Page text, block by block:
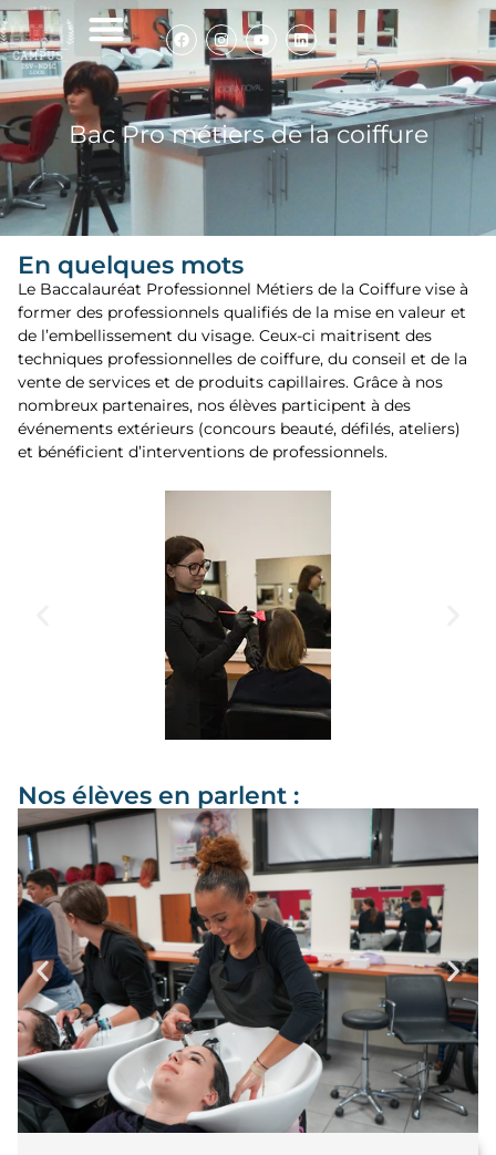
Bac Pro métiers de la coiffure
Bac Pro métiers de la coiffure
En quelques mots
Le Baccalauréat Professionnel Métiers de la Coiffure vise à
former des professionnels qualifiés de la mise en valeur et
de l’embellissement du visage. Ceux-ci maitrisent des
techniques professionnelles de coiffure, du conseil et de la
vente de services et de produits capillaires. Grâce à nos
nombreux partenaires, nos élèves participent à des
événements extérieurs (concours beauté, défilés, ateliers)
et bénéficient d’interventions de professionnels.
Nos élèves en parlent :